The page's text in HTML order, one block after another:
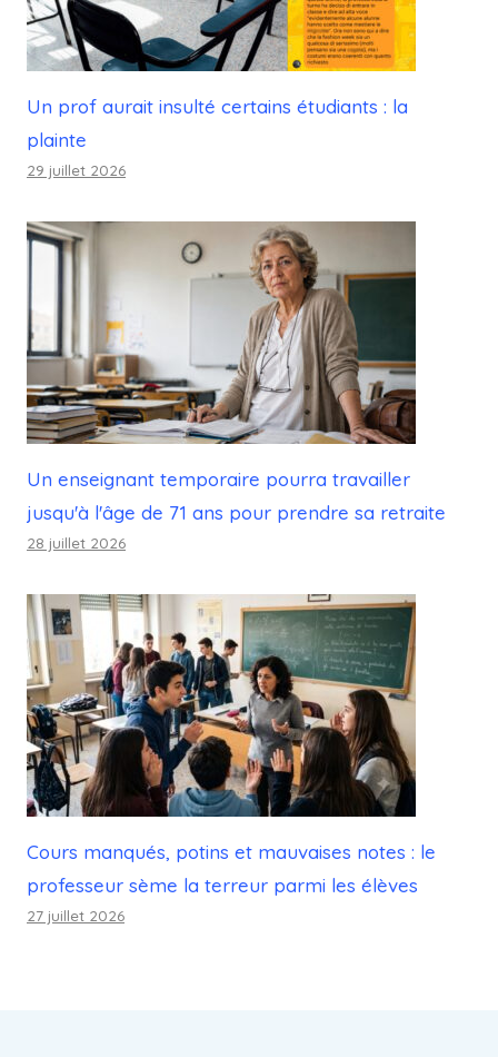
Un prof aurait insulté certains étudiants : la
plainte
29 juillet 2026
Un enseignant temporaire pourra travailler
jusqu'à l'âge de 71 ans pour prendre sa retraite
28 juillet 2026
Cours manqués, potins et mauvaises notes : le
professeur sème la terreur parmi les élèves
27 juillet 2026